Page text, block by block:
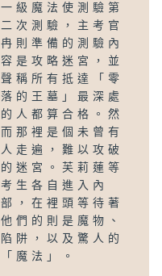
一級魔法使測驗第
二次測驗，主考官
冉則準備的測驗內
容是攻略迷宮，並
聲稱所有抵達「零
落的王墓」最深處
的人都算合格。然
而那裡是個未曾有
人走遍，難以攻破
的迷宮。芙莉蓮等
考生各自進入內
部，在裡頭等待著
他們的則是魔物、
陷阱，以及驚人的
「魔法」。